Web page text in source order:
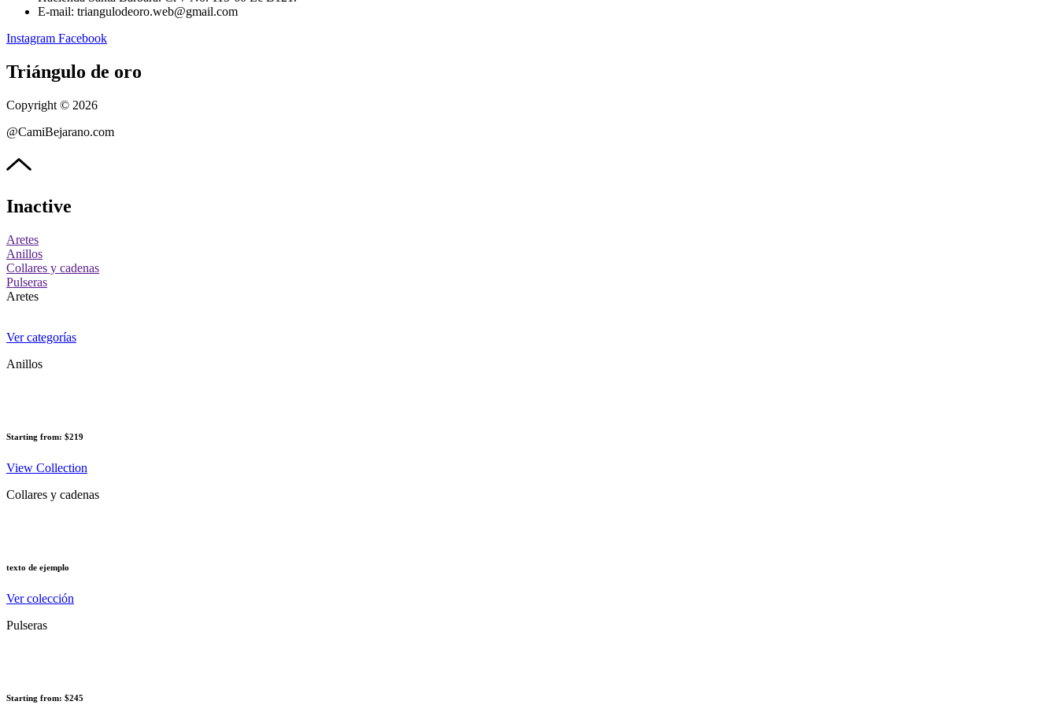
E-mail: triangulodeoro.web@gmail.com
Instagram Facebook
Triángulo de oro
Copyright © 2026
@CamiBejarano.com
Inactive
Aretes
Anillos
Collares y cadenas
Pulseras
Aretes
Ver categorías
Anillos
Starting from: $219
View Collection
Collares y cadenas
texto de ejemplo
Ver colección
Pulseras
Starting from: $245